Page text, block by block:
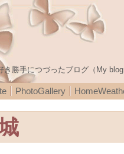
き勝手につづったブログ（My
PhotoGallery